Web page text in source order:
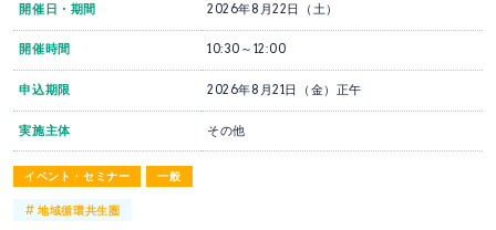
イベント・セミナー 一般
開催日・期間 2026年8月22日（土）
開催時間 10:30～12:00
申込期限 2026年8月21日（金）正午
実施主体 その他
#地域循環共生圏